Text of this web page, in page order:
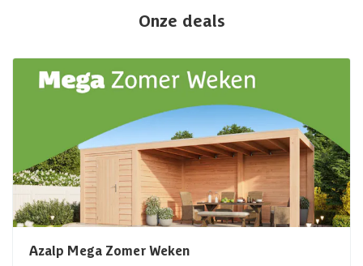
Onze deals
Azalp Mega Zomer Weken